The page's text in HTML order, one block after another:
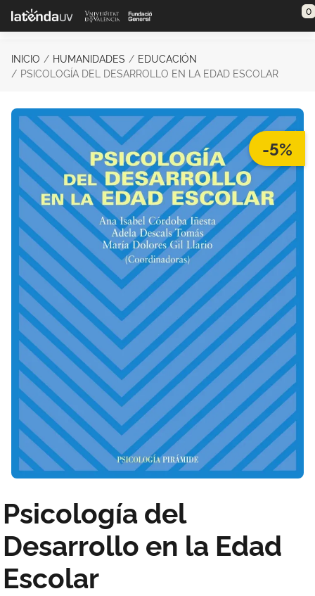
Saltar al contenido principal 0
INICIO HUMANIDADES
EDUCACIÓN
PSICOLOGÍA DEL DESARROLLO EN LA EDAD ESCOLAR
-5%
Psicología del
Desarrollo en la Edad
Escolar